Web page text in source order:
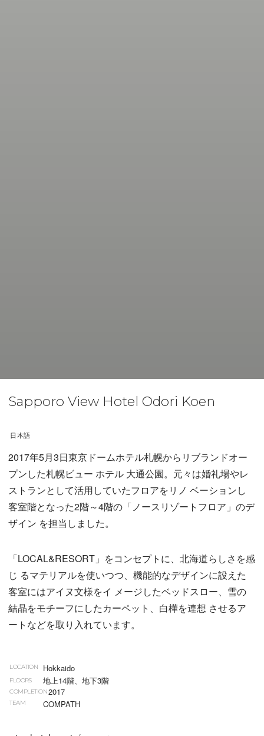
Sapporo View Hotel Odori Koen
日本語
2017年5月3日東京ドームホテル札幌からリブランドオー
プンした札幌ビュー ホテル 大通公園。元々は婚礼場やレ
ストランとして活用していたフロアをリノ ベーションし
客室階となった2階～4階の「ノースリゾートフロア」のデ
ザイン を担当しました。
「LOCAL&RESORT」をコンセプトに、北海道らしさを感
じ るマテリアルを使いつつ、機能的なデザインに設えた
客室にはアイヌ文様をイ メージしたベッドスロー、雪の
結晶をモチーフにしたカーペット、白樺を連想 させるア
ートなどを取り入れています。
LOCATION Hokkaido
FLOORS 地上14階、地下3階
COMPLETION2017
TEAM COMPATH